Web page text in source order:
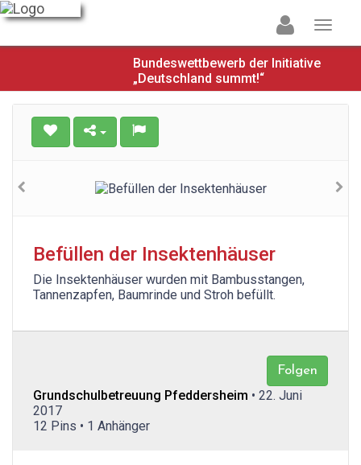
Bundeswettbewerb der Initiative
„Deutschland summt!“
Befüllen der Insektenhäuser
Die Insektenhäuser wurden mit Bambusstangen,
Tannenzapfen, Baumrinde und Stroh befüllt.
Folgen
Grundschulbetreuung Pfeddersheim • 22. Juni
2017
12 Pins • 1 Anhänger